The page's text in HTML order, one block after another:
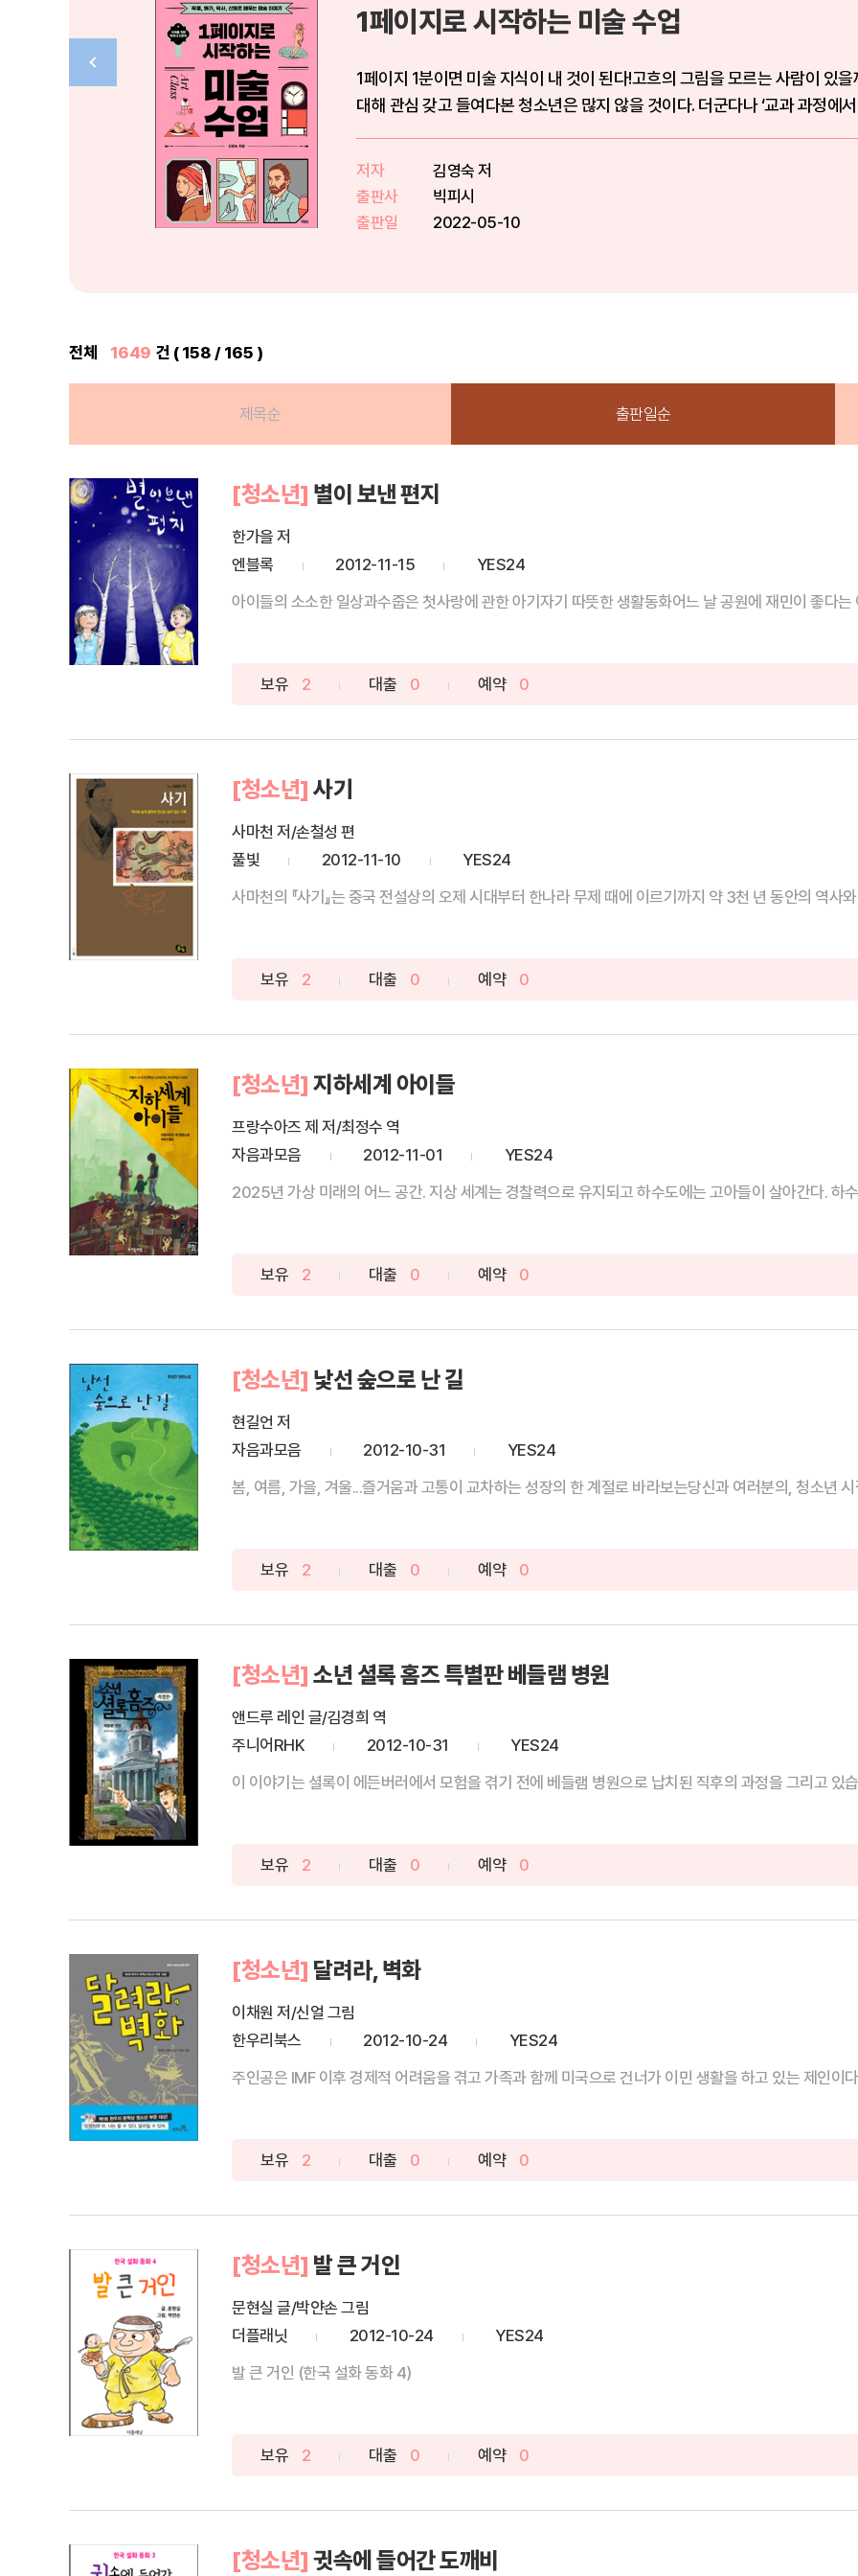
1페이지로 시작하는 미술 수업
1페이지 1분이면 미술 지식이 내 것이 된다!고흐의 그림을 모르는 사람이 있
대해 관심 갖고 들여다본 청소년은 많지 않을 것이다. 더군다나 ‘교과 과정에
저자
김영숙 저
출판사
빅피시
출판일
2022-05-10
전체 1649 건 ( 158 / 165 )
제목순 출판일순
[청소년] 별이 보낸 편지
한가을 저
엔블록
2012-11-15
YES24
아이들의 소소한 일상과수줍은 첫사랑에 관한 아기자기 따뜻한 생활동화어느 날 공원에 재민이 좋다는
보유 2 대출 0 예약 0
[청소년] 사기
사마천 저/손철성 편
풀빛
2012-11-10
YES24
사마천의 『사기』는 중국 전설상의 오제 시대부터 한나라 무제 때에 이르기까지 약 3천 년 동안의 역사
보유 2 대출 0 예약 0
[청소년] 지하세계 아이들
프랑수아즈 제 저/최정수 역
자음과모음
2012-11-01
YES24
2025년 가상 미래의 어느 공간. 지상 세계는 경찰력으로 유지되고 하수도에는 고아들이 살아간다. 하
보유 2 대출 0 예약 0
[청소년] 낯선 숲으로 난 길
현길언 저
자음과모음
2012-10-31
YES24
봄, 여름, 가을, 겨울...즐거움과 고통이 교차하는 성장의 한 계절로 바라보는당신과 여러분의, 청소년 시
보유 2 대출 0 예약 0
[청소년] 소년 셜록 홈즈 특별판 베들램 병원
앤드루 레인 글/김경희 역
주니어RHK
2012-10-31
YES24
이 이야기는 셜록이 에든버러에서 모험을 겪기 전에 베들램 병원으로 납치된 직후의 과정을 그리고 있
보유 2 대출 0 예약 0
[청소년] 달려라, 벽화
이채원 저/신얼 그림
한우리북스
2012-10-24
YES24
주인공은 IMF 이후 경제적 어려움을 겪고 가족과 함께 미국으로 건너가 이민 생활을 하고 있는 제인이
보유 2 대출 0 예약 0
[청소년] 발 큰 거인
문현실 글/박얀손 그림
더플래닛
2012-10-24
YES24
발 큰 거인 (한국 설화 동화 4)
보유 2 대출 0 예약 0
[청소년] 귓속에 들어간 도깨비